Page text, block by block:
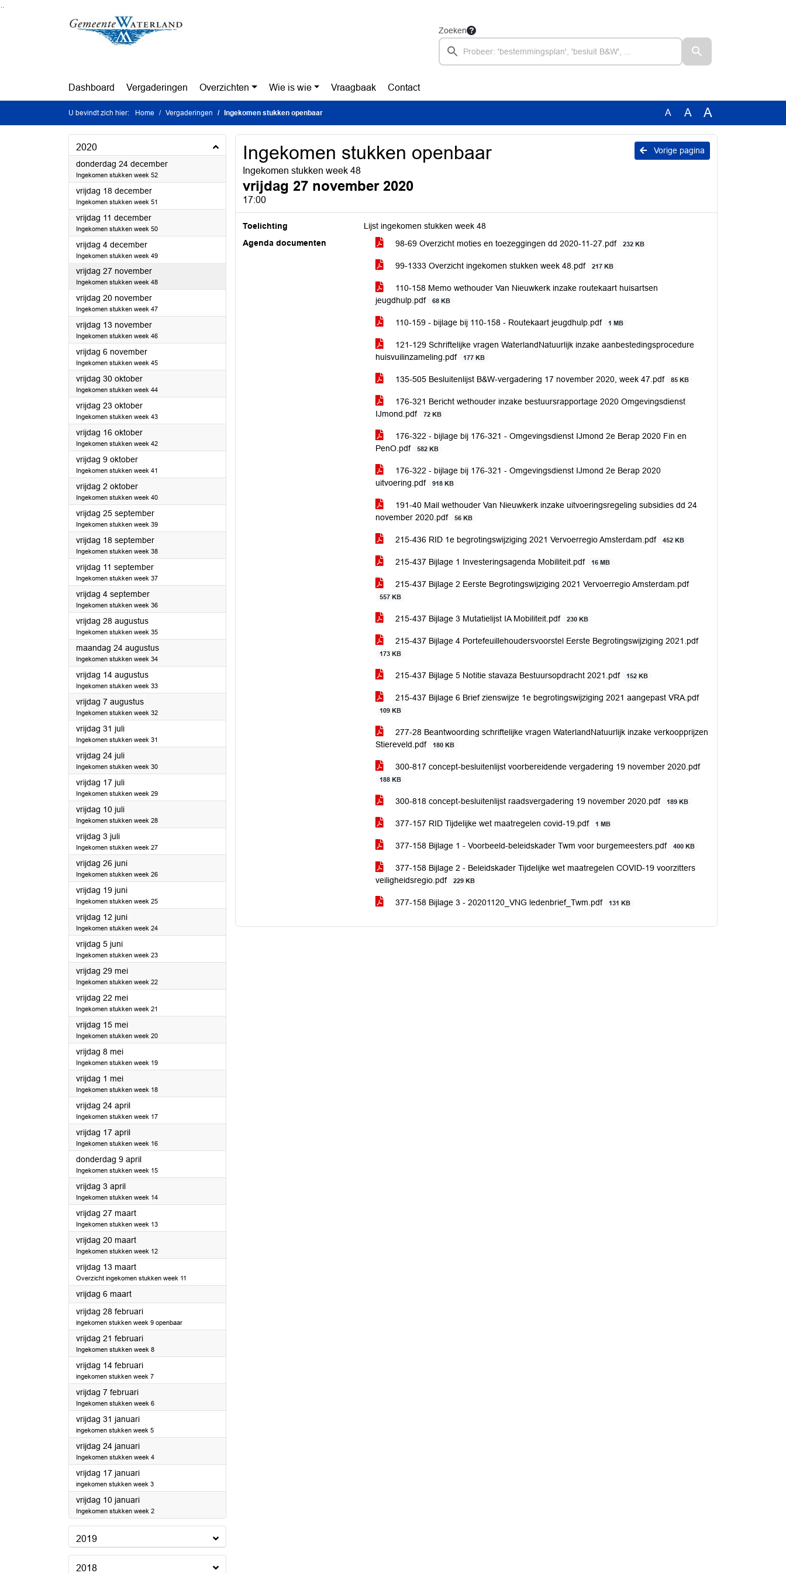
Ga naar de inhoud van deze pagina
Zoeken
Dashboard Vergaderingen Overzichten Wie is wie Vraagbaak Contact
U bevindt zich hier: Home Vergaderingen Ingekomen stukken openbaar A A A
2020
donderdag 24 december2020
Ingekomen stukken week 52
vrijdag 18 december2020
Ingekomen stukken week 51
vrijdag 11 december2020
Ingekomen stukken week 50
vrijdag 4 december2020
Ingekomen stukken week 49
vrijdag 27 november2020
Ingekomen stukken week 48
vrijdag 20 november2020
Ingekomen stukken week 47
vrijdag 13 november2020
Ingekomen stukken week 46
vrijdag 6 november2020
Ingekomen stukken week 45
vrijdag 30 oktober2020
Ingekomen stukken week 44
vrijdag 23 oktober2020
Ingekomen stukken week 43
vrijdag 16 oktober2020
Ingekomen stukken week 42
vrijdag 9 oktober2020
Ingekomen stukken week 41
vrijdag 2 oktober2020
Ingekomen stukken week 40
vrijdag 25 september2020
Ingekomen stukken week 39
vrijdag 18 september2020
Ingekomen stukken week 38
vrijdag 11 september2020
Ingekomen stukken week 37
vrijdag 4 september2020
Ingekomen stukken week 36
vrijdag 28 augustus2020
Ingekomen stukken week 35
maandag 24 augustus2020
Ingekomen stukken week 34
vrijdag 14 augustus2020
Ingekomen stukken week 33
vrijdag 7 augustus2020
Ingekomen stukken week 32
vrijdag 31 juli2020
Ingekomen stukken week 31
vrijdag 24 juli2020
Ingekomen stukken week 30
vrijdag 17 juli2020
Ingekomen stukken week 29
vrijdag 10 juli2020
Ingekomen stukken week 28
vrijdag 3 juli2020
Ingekomen stukken week 27
vrijdag 26 juni2020
Ingekomen stukken week 26
vrijdag 19 juni2020
Ingekomen stukken week 25
vrijdag 12 juni2020
Ingekomen stukken week 24
vrijdag 5 juni2020
Ingekomen stukken week 23
vrijdag 29 mei2020
Ingekomen stukken week 22
vrijdag 22 mei2020
Ingekomen stukken week 21
vrijdag 15 mei2020
Ingekomen stukken week 20
vrijdag 8 mei2020
Ingekomen stukken week 19
vrijdag 1 mei2020
Ingekomen stukken week 18
vrijdag 24 april2020
Ingekomen stukken week 17
vrijdag 17 april2020
Ingekomen stukken week 16
donderdag 9 april2020
Ingekomen stukken week 15
vrijdag 3 april2020
Ingekomen stukken week 14
vrijdag 27 maart2020
Ingekomen stukken week 13
vrijdag 20 maart2020
Ingekomen stukken week 12
vrijdag 13 maart2020
Overzicht ingekomen stukken week 11
vrijdag 6 maart2020
vrijdag 28 februari2020
ingekomen stukken week 9 openbaar
vrijdag 21 februari2020
Ingekomen stukken week 8
vrijdag 14 februari2020
ingekomen stukken week 7
vrijdag 7 februari2020
Ingekomen stukken week 6
vrijdag 31 januari2020
ingekomen stukken week 5
vrijdag 24 januari2020
Ingekomen stukken week 4
vrijdag 17 januari2020
ingekomen stukken week 3
vrijdag 10 januari2020
Ingekomen stukken week 2
2019
2018
Vorige pagina
Ingekomen stukken openbaar
Ingekomen stukken week 48
vrijdag 27 november 2020
17:00
Toelichting
Lijst ingekomen stukken week 48
Agenda documenten
98-69 Overzicht moties en toezeggingen dd 2020-11-27.pdf 232 KB
99-1333 Overzicht ingekomen stukken week 48.pdf 217 KB
110-158 Memo wethouder Van Nieuwkerk inzake routekaart huisartsen
jeugdhulp.pdf
68 KB
110-159 - bijlage bij 110-158 - Routekaart jeugdhulp.pdf 1 MB
121-129 Schriftelijke vragen WaterlandNatuurlijk inzake aanbestedingsprocedure
huisvuilinzameling.pdf
177 KB
135-505 Besluitenlijst B&W-vergadering 17 november 2020, week 47.pdf 85 KB
176-321 Bericht wethouder inzake bestuursrapportage 2020 Omgevingsdienst
IJmond.pdf
72 KB
176-322 - bijlage bij 176-321 - Omgevingsdienst IJmond 2e Berap 2020 Fin en
PenO.pdf
582 KB
176-322 - bijlage bij 176-321 - Omgevingsdienst IJmond 2e Berap 2020
uitvoering.pdf
918 KB
191-40 Mail wethouder Van Nieuwkerk inzake uitvoeringsregeling subsidies dd 24
november 2020.pdf
56 KB
215-436 RID 1e begrotingswijziging 2021 Vervoerregio Amsterdam.pdf 452 KB
215-437 Bijlage 1 Investeringsagenda Mobiliteit.pdf 16 MB
215-437 Bijlage 2 Eerste Begrotingswijziging 2021 Vervoerregio Amsterdam.pdf
557 KB
215-437 Bijlage 3 Mutatielijst IA Mobiliteit.pdf 230 KB
215-437 Bijlage 4 Portefeuillehoudersvoorstel Eerste Begrotingswijziging 2021.pdf
173 KB
215-437 Bijlage 5 Notitie stavaza Bestuursopdracht 2021.pdf 152 KB
215-437 Bijlage 6 Brief zienswijze 1e begrotingswijziging 2021 aangepast VRA.pdf
109 KB
277-28 Beantwoording schriftelijke vragen WaterlandNatuurlijk inzake verkoopprijzen
Stiereveld.pdf
180 KB
300-817 concept-besluitenlijst voorbereidende vergadering 19 november 2020.pdf
188 KB
300-818 concept-besluitenlijst raadsvergadering 19 november 2020.pdf 189 KB
377-157 RID Tijdelijke wet maatregelen covid-19.pdf 1 MB
377-158 Bijlage 1 - Voorbeeld-beleidskader Twm voor burgemeesters.pdf 400 KB
377-158 Bijlage 2 - Beleidskader Tijdelijke wet maatregelen COVID-19 voorzitters
veiligheidsregio.pdf
229 KB
377-158 Bijlage 3 - 20201120_VNG ledenbrief_Twm.pdf 131 KB